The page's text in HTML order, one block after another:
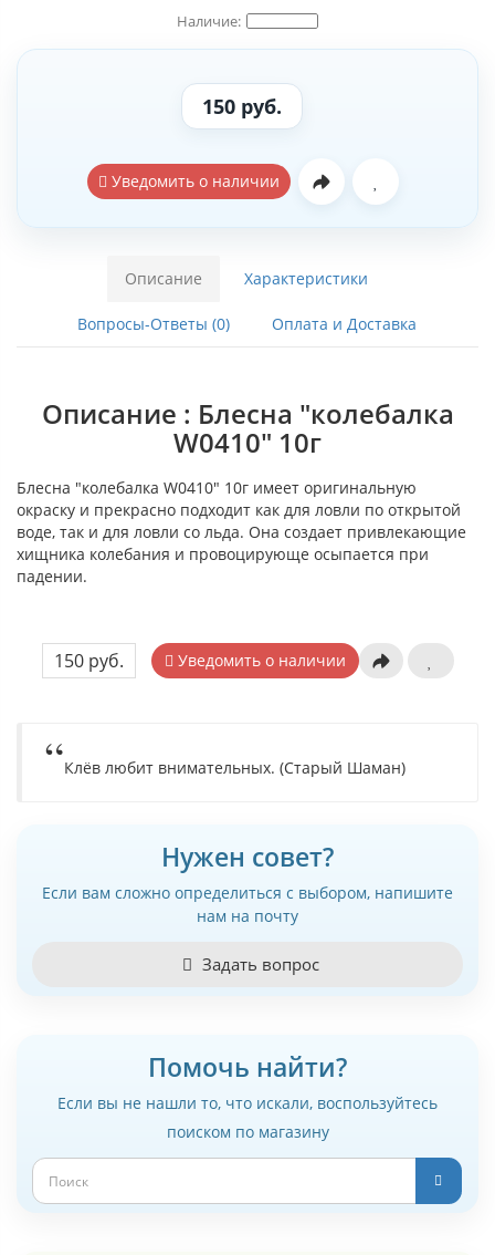
150 руб.
Уведомить о наличии
Описание Характеристики
Вопросы-Ответы (0) Оплата и Доставка
Описание : Блесна "колебалка
W0410" 10г
Блесна "колебалка W0410" 10г имеет оригинальную
окраску и прекрасно подходит как для ловли по открытой
воде, так и для ловли со льда. Она создает привлекающие
хищника колебания и провоцирующе осыпается при
падении.
150 руб. Уведомить о наличии
Клёв любит внимательных. (Старый Шаман)
Нужен совет?
Если вам сложно определиться с выбором, напишите
нам на почту
Задать вопрос
Помочь найти?
Если вы не нашли то, что искали, воспользуйтесь
поиском по магазину